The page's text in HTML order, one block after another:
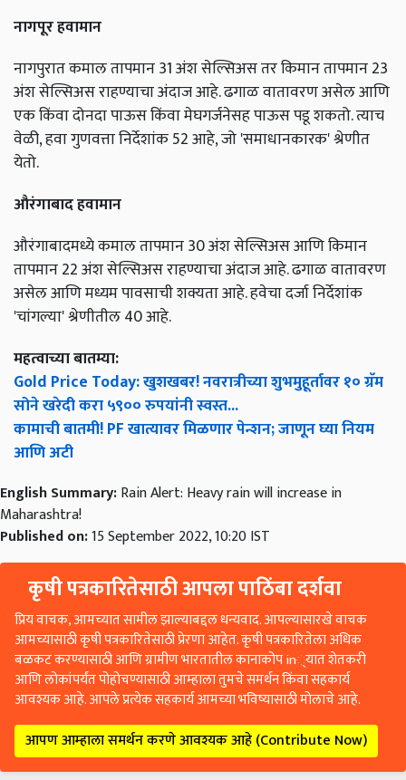
नागपूर हवामान
नागपुरात कमाल तापमान 31 अंश सेल्सिअस तर किमान तापमान 23
अंश सेल्सिअस राहण्याचा अंदाज आहे. ढगाळ वातावरण असेल आणि
एक किंवा दोनदा पाऊस किंवा मेघगर्जनेसह पाऊस पडू शकतो. त्याच
वेळी, हवा गुणवत्ता निर्देशांक 52 आहे, जो 'समाधानकारक' श्रेणीत
येतो.
औरंगाबाद हवामान
औरंगाबादमध्ये कमाल तापमान 30 अंश सेल्सिअस आणि किमान
तापमान 22 अंश सेल्सिअस राहण्याचा अंदाज आहे. ढगाळ वातावरण
असेल आणि मध्यम पावसाची शक्यता आहे. हवेचा दर्जा निर्देशांक
'चांगल्या' श्रेणीतील 40 आहे.
महत्वाच्या बातम्या:
Gold Price Today: खुशखबर! नवरात्रीच्या शुभमुहूर्तावर १० ग्रॅम
सोने खरेदी करा ५९०० रुपयांनी स्वस्त...
कामाची बातमी! PF खात्यावर मिळणार पेन्शन; जाणून घ्या नियम
आणि अटी
English Summary:Rain Alert: Heavy rain will increase in
Maharashtra!
Published on:15 September 2022, 10:20 IST
कृषी पत्रकारितेसाठी आपला पाठिंबा दर्शवा
प्रिय वाचक, आमच्यात सामील झाल्याबद्दल धन्यवाद. आपल्यासारखे वाचक
आमच्यासाठी कृषी पत्रकारितेसाठी प्रेरणा आहेत. कृषी पत्रकारितेला अधिक
बळकट करण्यासाठी आणि ग्रामीण भारतातील कानाकोप in्यात शेतकरी
आणि लोकांपर्यंत पोहोचण्यासाठी आम्हाला तुमचे समर्थन किंवा सहकार्य
आवश्यक आहे. आपले प्रत्येक सहकार्य आमच्या भविष्यासाठी मोलाचे आहे.
आपण आम्हाला समर्थन करणे आवश्यक आहे (Contribute Now)